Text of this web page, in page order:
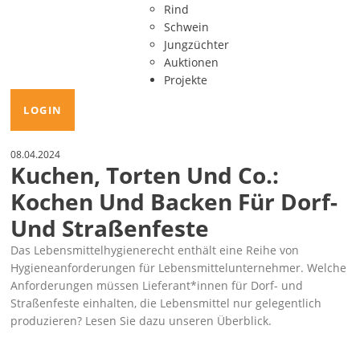
Rind
Schwein
Jungzüchter
Auktionen
Projekte
LOGIN
08.04.2024
Kuchen, Torten Und Co.:
Kochen Und Backen Für Dorf-
Und Straßenfeste
Das Lebensmittelhygienerecht enthält eine Reihe von
Hygieneanforderungen für Lebensmittelunter­nehmer. Welche
Anforderungen müssen Lieferant*innen für Dorf- und
Straßenfeste einhalten, die Lebensmittel nur gelegentlich
produzieren? Lesen Sie dazu unseren Überblick.